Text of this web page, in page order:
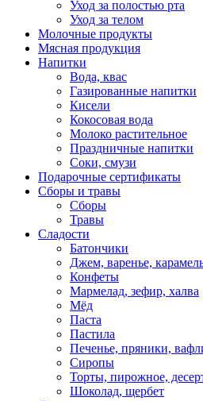
Уход за полостью рта
Уход за телом
Молочные продукты
Мясная продукция
Напитки
Вода, квас
Газированные напитки
Кисели
Кокосовая вода
Молоко растительное
Праздничные напитки
Соки, смузи
Подарочные сертификаты
Сборы и травы
Сборы
Травы
Сладости
Батончики
Джем, варенье,
Конфеты
Мармелад, зефир, халва
Мёд
Паста
Пастила
Печенье, пряники,
Сиропы
Торты, пирожное,
Шоколад, щербет